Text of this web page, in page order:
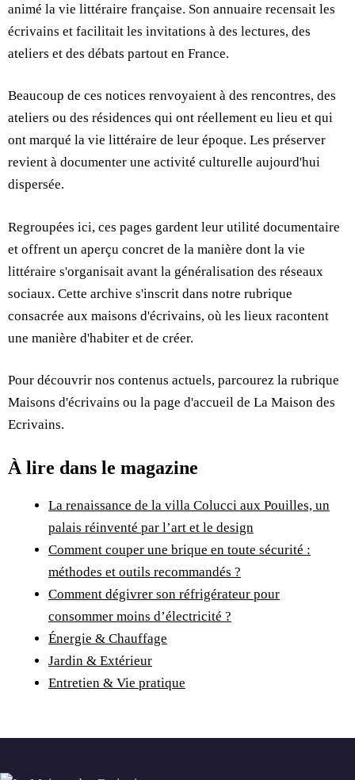
animé la vie littéraire française. Son annuaire recensait les
écrivains et facilitait les invitations à des lectures, des
ateliers et des débats partout en France.
Beaucoup de ces notices renvoyaient à des rencontres, des
ateliers ou des résidences qui ont réellement eu lieu et qui
ont marqué la vie littéraire de leur époque. Les préserver
revient à documenter une activité culturelle aujourd'hui
dispersée.
Regroupées ici, ces pages gardent leur utilité documentaire
et offrent un aperçu concret de la manière dont la vie
littéraire s'organisait avant la généralisation des réseaux
sociaux. Cette archive s'inscrit dans notre rubrique
consacrée aux maisons d'écrivains, où les lieux racontent
une manière d'habiter et de créer.
Pour découvrir nos contenus actuels, parcourez la rubrique
Maisons d'écrivains ou la page d'accueil de La Maison des
Ecrivains.
À lire dans le magazine
La renaissance de la villa Colucci aux Pouilles, un
palais réinventé par l’art et le design
Comment couper une brique en toute sécurité :
méthodes et outils recommandés ?
Comment dégivrer son réfrigérateur pour
consommer moins d’électricité ?
Énergie & Chauffage
Jardin & Extérieur
Entretien & Vie pratique